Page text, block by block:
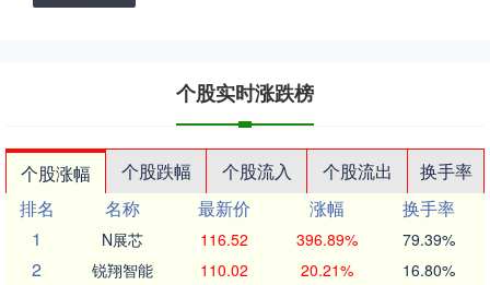
个股实时涨跌榜
个股涨幅 个股跌幅 个股流入 个股流出
换手率
排名
名称 最新价 涨幅
换手率
1
N展芯 116.52 396.89% 79.39%
2 锐翔智能 110.02 20.21% 16.80%